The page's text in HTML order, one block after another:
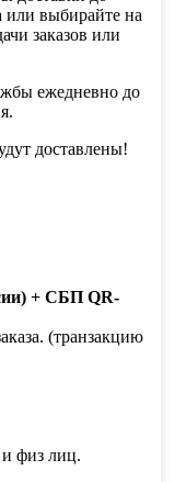
или выбирайте на
заказов или
ежедневно до
доставлены!
+ СБП QR-
(транзакцию
физ лиц.